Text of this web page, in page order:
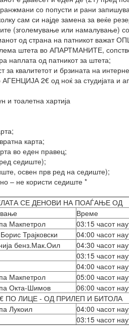
со попусти и рани
сам си најде замена за веќе
(зголемување или намалување)
од страна на патникот
штета во АПАРТМАНИТЕ,
наплата од патникот за штета;
квалитетот и брзината на
2€ од ноќ за студијата и
и тоалетна хартија
карта;
во еден правец;
седиште);
освен прв ред на седиште);
– не користи седиште *
СЕ ДЕНОВИ НА ПОАЃАЊЕ ОД
Време
Макпетрол
03:15 часот
Трајковски
04:00 часот
бенз.Мак.Оил
04:30 часот
03:15 часот
04:00 часот
Макпетрол
05:00 часот
Окта-Шимов
06:00 часот
ПО ЛИЦЕ - ОД ПРИЛЕП И БИТОЛА
Лукоил
04:00 часот
03:15 часот